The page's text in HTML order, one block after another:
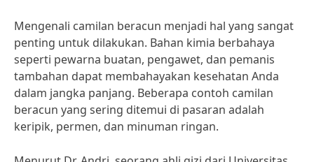
Mengenali camilan beracun menjadi hal yang sangat
penting untuk dilakukan. Bahan kimia berbahaya
seperti pewarna buatan, pengawet, dan pemanis
tambahan dapat membahayakan kesehatan Anda
dalam jangka panjang. Beberapa contoh camilan
beracun yang sering ditemui di pasaran adalah
keripik, permen, dan minuman ringan.